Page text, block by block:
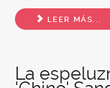
Share
LEER MÁS...
La